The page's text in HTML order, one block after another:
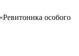
особого